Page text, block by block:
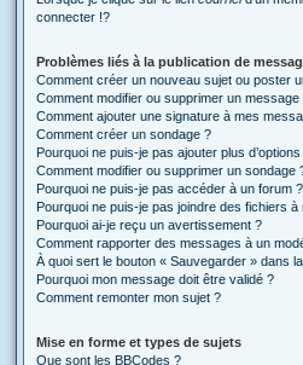
connecter !?
Problèmes liés à la publication de
Comment créer un nouveau sujet ou poster
Comment modifier ou supprimer un message
Comment ajouter une signature à mes
Comment créer un sondage ?
Pourquoi ne puis-je pas ajouter plus
Comment modifier ou supprimer un sondage
Pourquoi ne puis-je pas accéder à un forum ?
Pourquoi ne puis-je pas joindre des fichiers
Pourquoi ai-je reçu un avertissement ?
Comment rapporter des messages à un
À quoi sert le bouton « Sauvegarder » dans
Pourquoi mon message doit être validé ?
Comment remonter mon sujet ?
Mise en forme et types de sujets
Que sont les BBCodes ?